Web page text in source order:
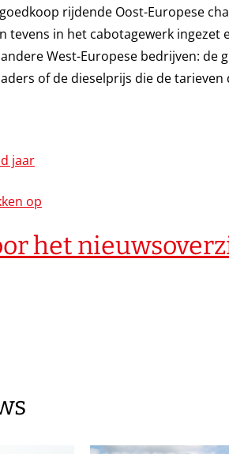
rijdende Oost-Europese
tevens in het cabotagewerk
West-Europese bedrijven: de
of de dieselprijs die de tarieven
jaar
op
het